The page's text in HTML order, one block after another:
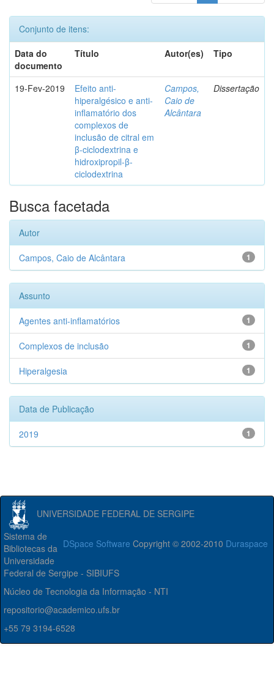
Conjunto de itens:
Data do
documento
Título Autor(es) Tipo
19-Fev-2019
Efeito anti-
hiperalgésico e anti-
inflamatório dos
complexos de
inclusão de citral em
β-ciclodextrina e
hidroxipropil-β-
ciclodextrina
Campos,
Caio de
Alcântara
Dissertação
Busca facetada
Autor
1
Campos, Caio de Alcântara
Assunto
1
Agentes anti-inflamatórios
1
Complexos de inclusão
1
Hiperalgesia
Data de Publicação
1
2019
UNIVERSIDADE FEDERAL DE SERGIPE
DSpace Software Copyright © 2002-2010 Duraspace
Sistema de
Bibliotecas da
Universidade
Federal de Sergipe - SIBIUFS
Núcleo de Tecnologia da Informação - NTI
repositorio@academico.ufs.br
+55 79 3194-6528